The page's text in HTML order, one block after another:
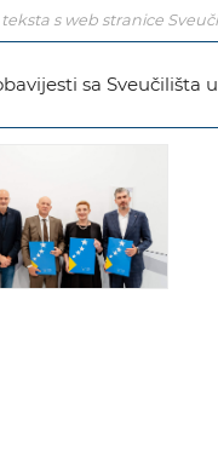
s web stranice
sa Sveučilišta